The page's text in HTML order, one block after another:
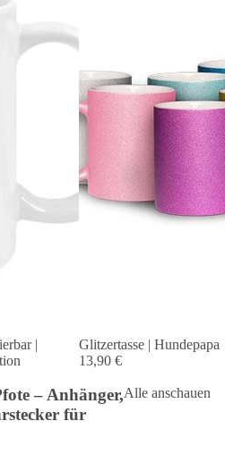
|
Glitzertasse | Hundepapa
13,90 €
– Anhänger,
für
Alle anschauen